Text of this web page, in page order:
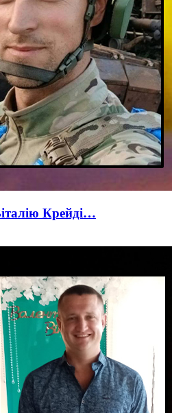
Крейді…